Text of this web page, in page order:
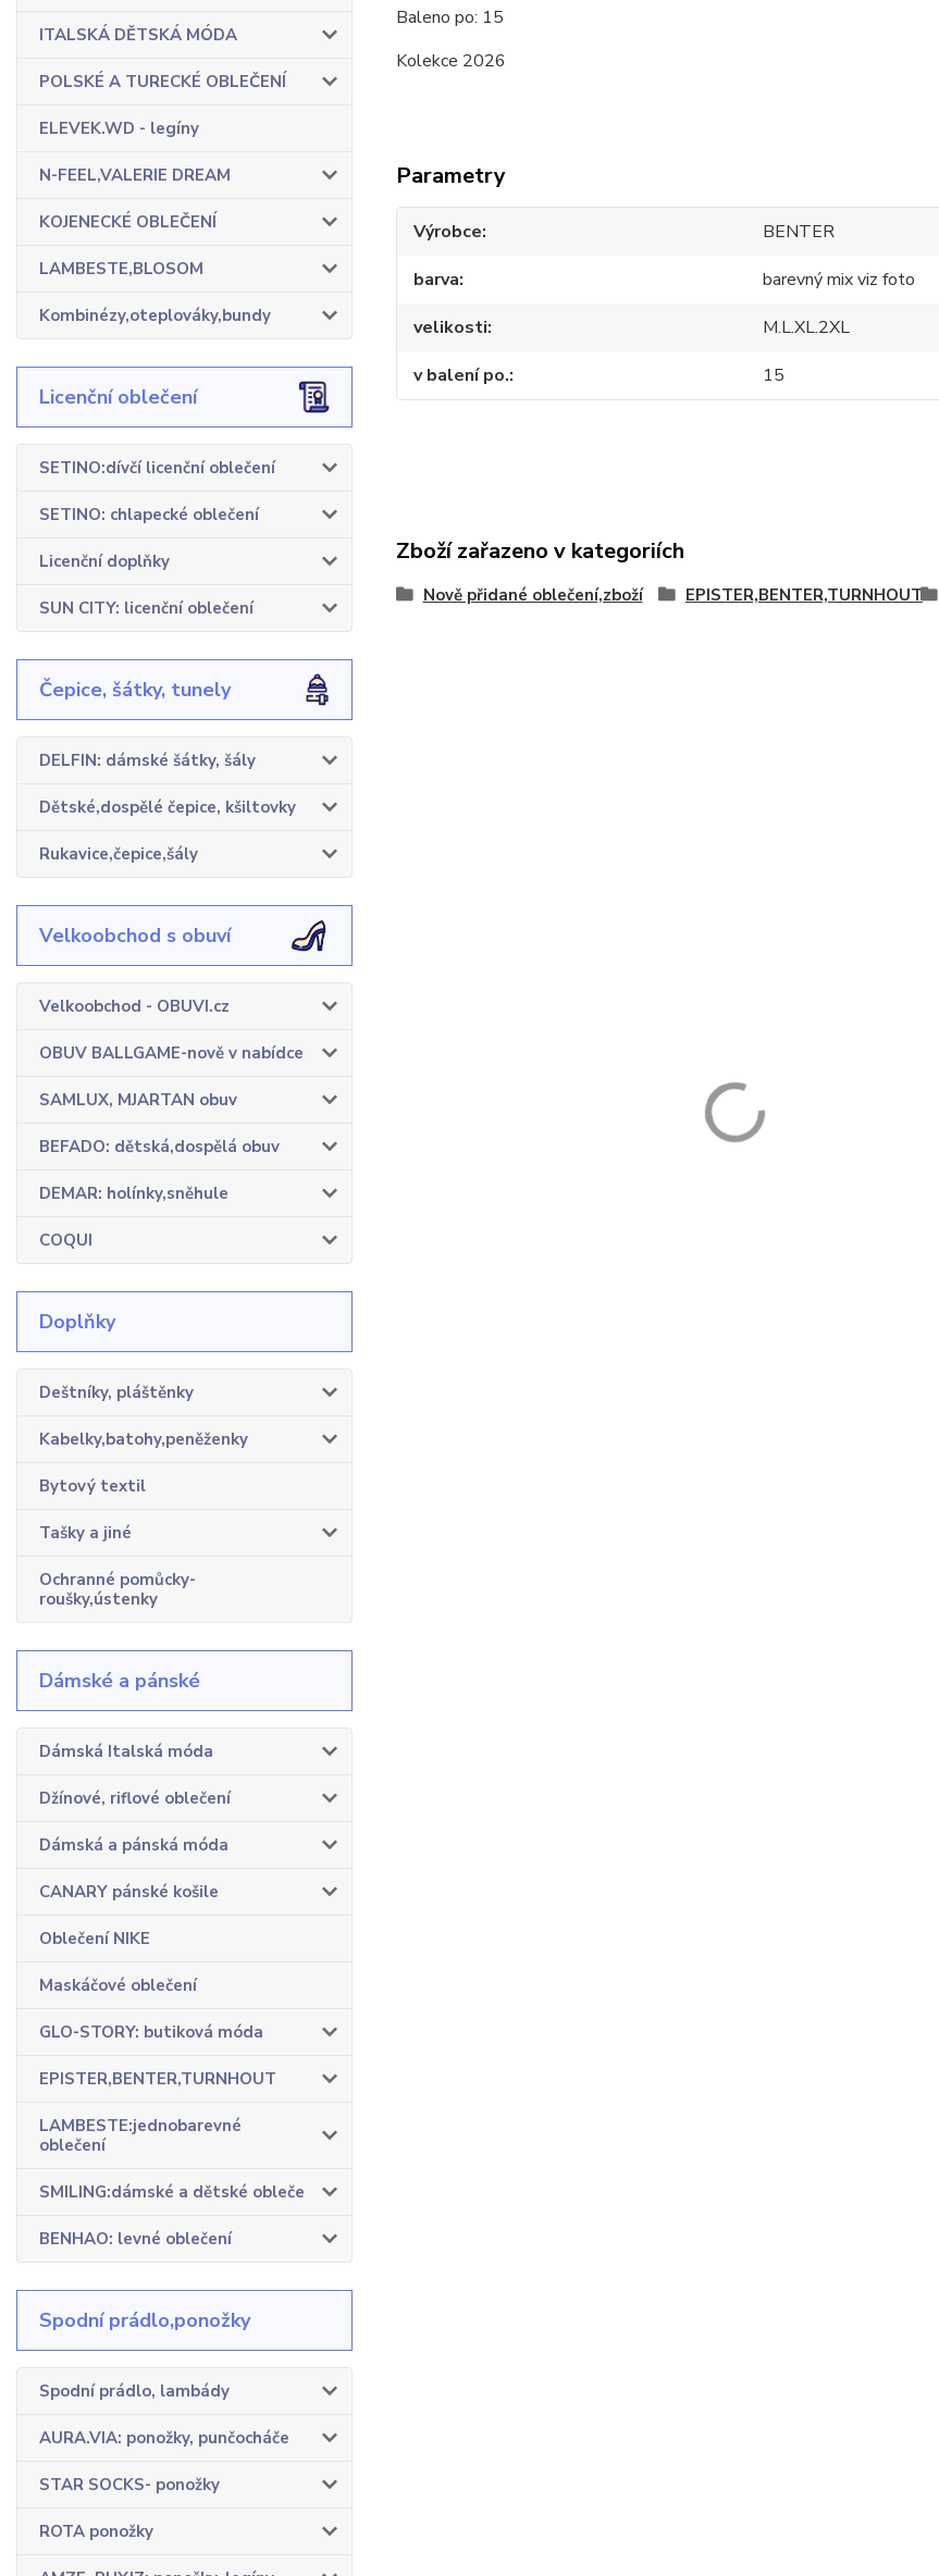
ITALSKÁ DĚTSKÁ MÓDA
POLSKÉ A TURECKÉ OBLEČENÍ
ELEVEK.WD - legíny
N-FEEL,VALERIE DREAM
KOJENECKÉ OBLEČENÍ
LAMBESTE,BLOSOM
Kombinézy,oteplováky,bundy
Licenční oblečení
SETINO:dívčí licenční oblečení
SETINO: chlapecké oblečení
Licenční doplňky
SUN CITY: licenční oblečení
Čepice, šátky, tunely
DELFIN: dámské šátky, šály
Dětské,dospělé čepice, kšiltovky
Rukavice,čepice,šály
Velkoobchod s obuví
Velkoobchod - OBUVI.cz
OBUV BALLGAME-nově v nabídce
SAMLUX, MJARTAN obuv
BEFADO: dětská,dospělá obuv
DEMAR: holínky,sněhule
COQUI
Doplňky
Deštníky, pláštěnky
Kabelky,batohy,peněženky
Bytový textil
Tašky a jiné
Ochranné pomůcky-
roušky,ústenky
Dámské a pánské
Dámská Italská móda
Džínové, riflové oblečení
Dámská a pánská móda
CANARY pánské košile
Oblečení NIKE
Maskáčové oblečení
GLO-STORY: butiková móda
EPISTER,BENTER,TURNHOUT
LAMBESTE:jednobarevné
oblečení
SMILING:dámské a dětské obleče
BENHAO: levné oblečení
Spodní prádlo,ponožky
Spodní prádlo, lambády
AURA.VIA: ponožky, punčocháče
STAR SOCKS- ponožky
ROTA ponožky
Baleno po: 15
Kolekce 2026
Parametry
Výrobce
BENTER
barva
barevný mix viz foto
velikosti
M.L.XL.2XL
v balení po.
15
Zboží zařazeno v kategoriích
Nově přidané oblečení,zboží EPISTER,BENTER,TURNHOUT